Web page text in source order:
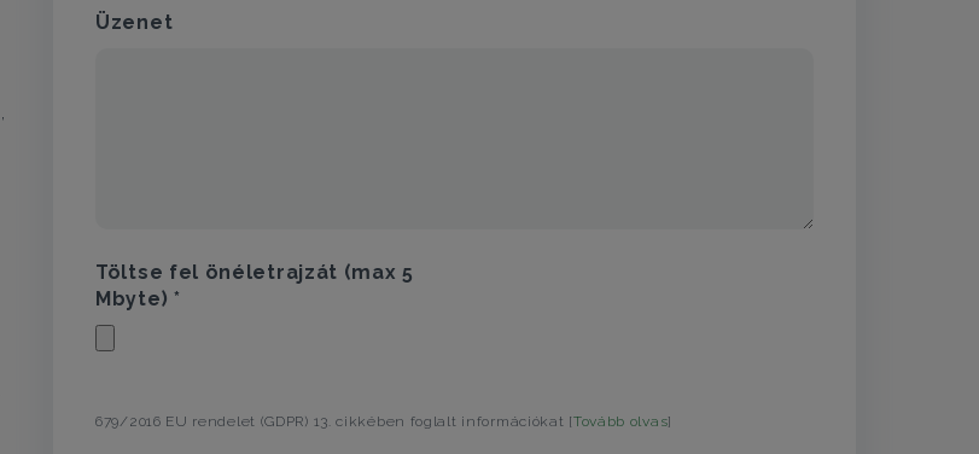
Üzenet
Töltse fel önéletrajzát (max 5
Mbyte) *
679/2016 EU rendelet (GDPR) 13. cikkében foglalt információkat [Tovább olvas]